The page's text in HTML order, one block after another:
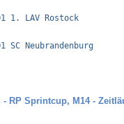
1. LAV Rostock
01 SC
- RP Sprintcup, M14 -